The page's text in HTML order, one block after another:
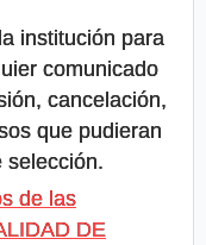
institución para
comunicado
cancelación,
que pudieran
selección.
de las
DE